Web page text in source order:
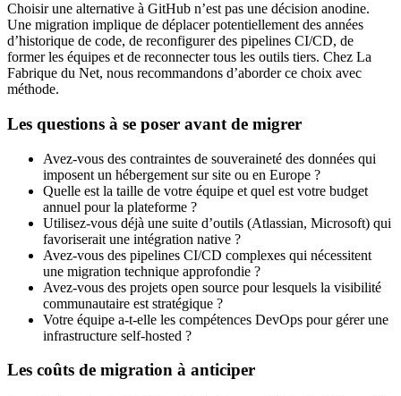
Choisir une alternative à GitHub n’est pas une décision anodine.
Une migration implique de déplacer potentiellement des années
d’historique de code, de reconfigurer des pipelines CI/CD, de
former les équipes et de reconnecter tous les outils tiers. Chez La
Fabrique du Net, nous recommandons d’aborder ce choix avec
méthode.
Les questions à se poser avant de migrer
Avez-vous des contraintes de souveraineté des données qui
imposent un hébergement sur site ou en Europe ?
Quelle est la taille de votre équipe et quel est votre budget
annuel pour la plateforme ?
Utilisez-vous déjà une suite d’outils (Atlassian, Microsoft) qui
favoriserait une intégration native ?
Avez-vous des pipelines CI/CD complexes qui nécessitent
une migration technique approfondie ?
Avez-vous des projets open source pour lesquels la visibilité
communautaire est stratégique ?
Votre équipe a-t-elle les compétences DevOps pour gérer une
infrastructure self-hosted ?
Les coûts de migration à anticiper